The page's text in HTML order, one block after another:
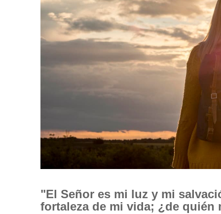
"El Señor es mi luz y mi
fortaleza de mi vida; ¿de quién